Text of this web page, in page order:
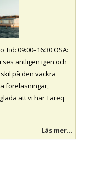
Tid: 09:00–16:30 OSA:
ses äntligen igen och
på den vackra
föreläsningar,
att vi har Tareq
Läs mer...